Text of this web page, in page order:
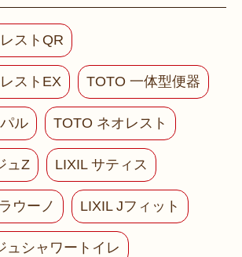
ストQR
ストEX TOTO 一体型便器
ル TOTO ネオレスト
ュZ LIXIL サティス
ウーノ LIXIL Jフィット
ュシャワートイレ